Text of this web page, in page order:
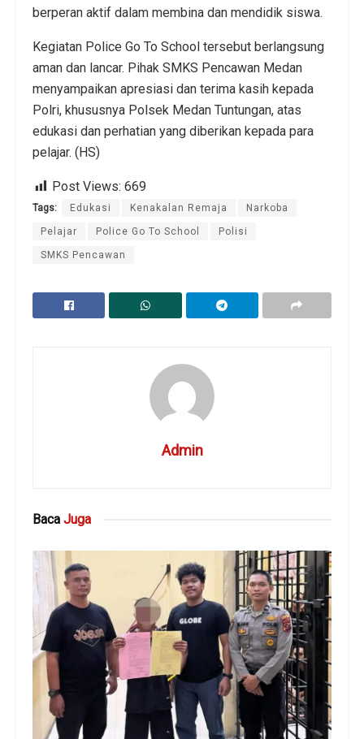
berperan aktif dalam membina dan mendidik siswa.
Kegiatan Police Go To School tersebut berlangsung
aman dan lancar. Pihak SMKS Pencawan Medan
menyampaikan apresiasi dan terima kasih kepada
Polri, khususnya Polsek Medan Tuntungan, atas
edukasi dan perhatian yang diberikan kepada para
pelajar. (HS)
Post Views: 669
Tags: Edukasi Kenakalan Remaja Narkoba
Pelajar Police Go To School Polisi
SMKS Pencawan
Admin
Baca Juga